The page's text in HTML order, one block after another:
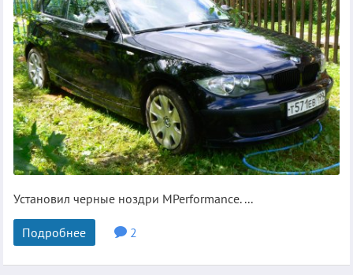
Установил черные ноздри MPerformance. ...
Подробнее 2